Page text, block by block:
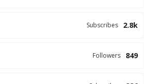
2.8k
Subscribes
849
Followers